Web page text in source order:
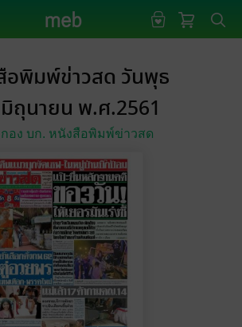
อพิมพ์ข่าวสด วันพุธ
ถุนายน พ.ศ.2561
กอง บก. หนังสือพิมพ์ข่าวสด